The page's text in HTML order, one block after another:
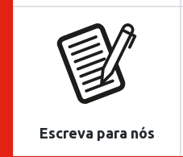
Escreva para nós